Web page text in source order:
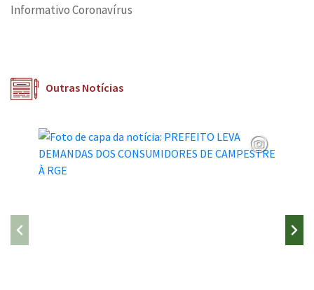
Informativo Coronavírus
Outras Notícias